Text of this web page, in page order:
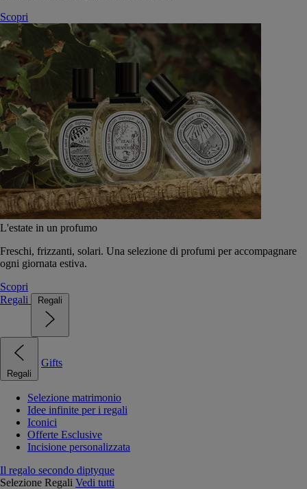
Scopri
L'estate in un profumo
Freschi, frizzanti, solari. Una selezione di profumi per accompagnare
ogni giornata estiva.
Scopri
Regali
Regali
Regali
Gifts
Selezione matrimonio
Idee infinite per i regali
Iconici
Offerte Esclusive
Incisione personalizzata
Il regalo secondo diptyque
Selezione Regali Vedi tutti